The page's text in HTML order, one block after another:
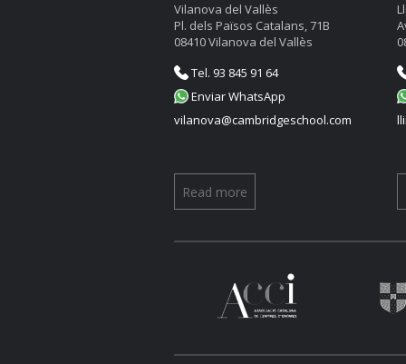
Vilanova del Vallès
Pl. dels Països Catalans, 71B
08410 Vilanova del Vallès
Tel. 93 845 91 64
Enviar WhatsApp
vilanova@cambridgeschool.com
Read more